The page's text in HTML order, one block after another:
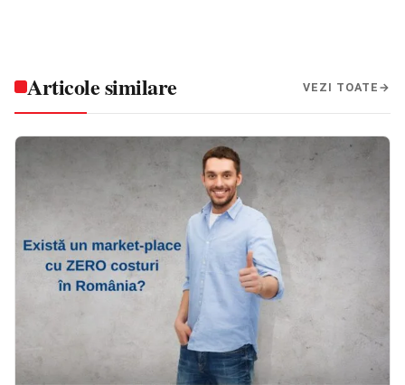
Articole similare VEZI TOATE